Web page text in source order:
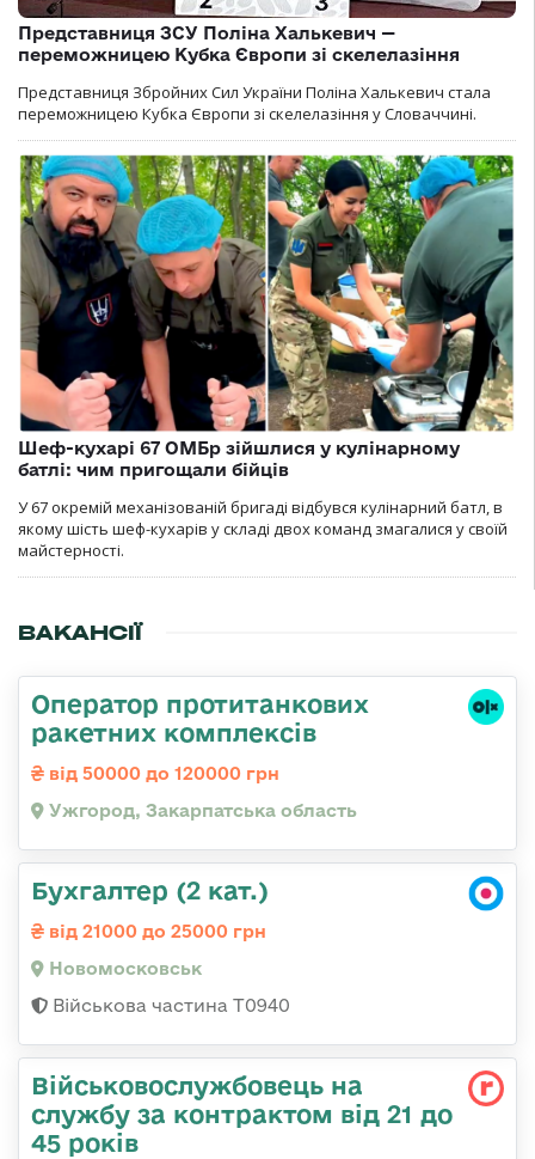
Представниця ЗСУ Поліна Халькевич —
переможницею Кубка Європи зі скелелазіння
Представниця Збройних Сил України Поліна Халькевич стала
переможницею Кубка Європи зі скелелазіння у Словаччині.
Шеф-кухарі 67 ОМБр зійшлися у кулінарному
батлі: чим пригощали бійців
У 67 окремій механізованій бригаді відбувся кулінарний батл, в
якому шість шеф-кухарів у складі двох команд змагалися у своїй
майстерності.
ВАКАНСІЇ
Оператор протитанкових
ракетних комплексів
від 50000 до 120000 грн
Ужгород, Закарпатська область
Бухгалтер (2 кат.)
від 21000 до 25000 грн
Новомосковськ
Військова частина Т0940
Військовослужбовець на
службу за контрактом від 21 до
45 років